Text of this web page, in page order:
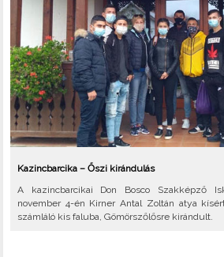
Kazincbarcika – Őszi kirándulás
A kazincbarcikai Don Bosco Szakképző
november 4-én Kirner Antal Zoltán atya
számláló kis faluba, Gömörszőlősre kirándult.